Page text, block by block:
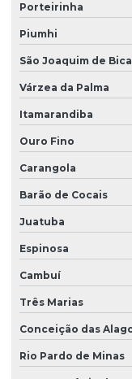
Treinamento para
Treinamento de ponte
Trilhos de rolamento
Venda de peças para
Venda de talha cabo de
Venda de talha elétrica
Venda de talha
Venda de talha
Porteirinha
Piumhi
São Joaquim de
Várzea da Palma
Itamarandiba
Ouro Fino
Carangola
Barão de Cocais
Juatuba
Espinosa
Cambuí
Três Marias
Conceição das
Rio Pardo de Minas